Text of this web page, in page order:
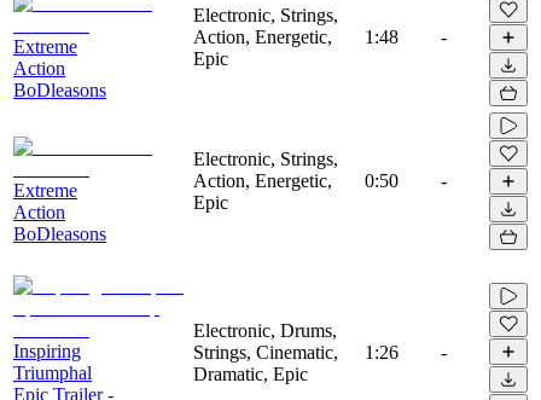
Extreme
Action
BoDleasons
Electronic, Strings,
Action, Energetic,
Epic
1:48 -
Extreme
Action
BoDleasons
Electronic, Strings,
Action, Energetic,
Epic
0:50 -
Inspiring
Triumphal
Epic Trailer -
Electronic, Drums,
Strings, Cinematic,
Dramatic, Epic
1:26 -